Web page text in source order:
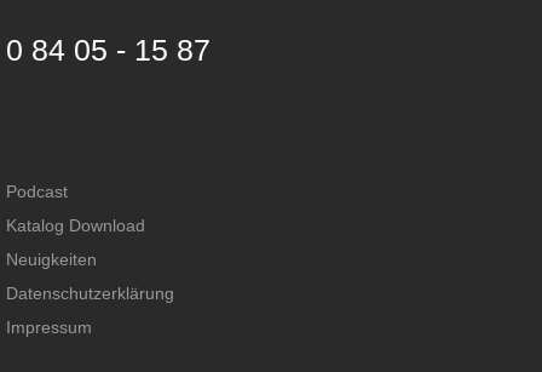
0 84 05 - 15 87
Podcast
Katalog Download
Neuigkeiten
Datenschutzerklärung
Impressum